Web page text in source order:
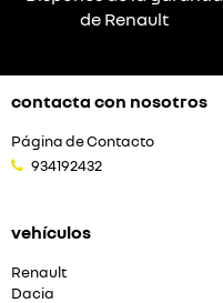
de Renault
contacta con nosotros
Página de Contacto
934192432
vehículos
Renault
Dacia